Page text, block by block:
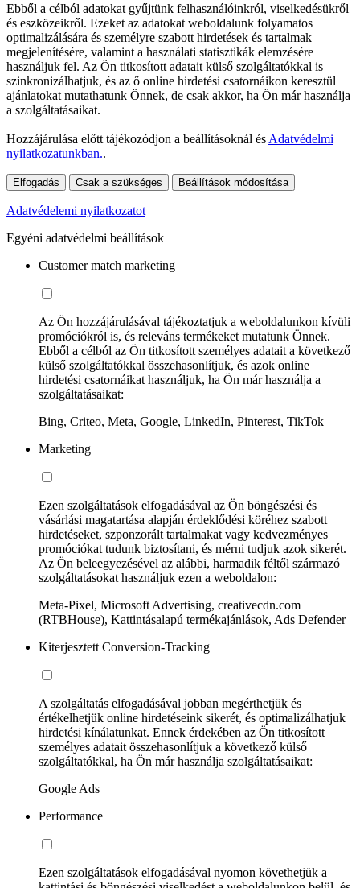
Ebből a célból adatokat gyűjtünk felhasználóinkról, viselkedésükről
és eszközeikről. Ezeket az adatokat weboldalunk folyamatos
optimalizálására és személyre szabott hirdetések és tartalmak
megjelenítésére, valamint a használati statisztikák elemzésére
használjuk fel. Az Ön titkosított adatait külső szolgáltatókkal is
szinkronizálhatjuk, és az ő online hirdetési csatornáikon keresztül
ajánlatokat mutathatunk Önnek, de csak akkor, ha Ön már használja
a szolgáltatásaikat.
Hozzájárulása előtt tájékozódjon a beállításoknál és Adatvédelmi
nyilatkozatunkban..
Elfogadás Csak a szükséges Beállítások módosítása
Adatvédelemi nyilatkozatot
Egyéni adatvédelmi beállítások
Customer match marketing
Az Ön hozzájárulásával tájékoztatjuk a weboldalunkon kívüli
promóciókról is, és releváns termékeket mutatunk Önnek.
Ebből a célból az Ön titkosított személyes adatait a következő
külső szolgáltatókkal összehasonlítjuk, és azok online
hirdetési csatornáikat használjuk, ha Ön már használja a
szolgáltatásaikat:
Bing, Criteo, Meta, Google, LinkedIn, Pinterest, TikTok
Marketing
Ezen szolgáltatások elfogadásával az Ön böngészési és
vásárlási magatartása alapján érdeklődési köréhez szabott
hirdetéseket, szponzorált tartalmakat vagy kedvezményes
promóciókat tudunk biztosítani, és mérni tudjuk azok sikerét.
Az Ön beleegyezésével az alábbi, harmadik féltől származó
szolgáltatásokat használjuk ezen a weboldalon:
Meta-Pixel, Microsoft Advertising, creativecdn.com
(RTBHouse), Kattintásalapú termékajánlások, Ads Defender
Kiterjesztett Conversion-Tracking
A szolgáltatás elfogadásával jobban megérthetjük és
értékelhetjük online hirdetéseink sikerét, és optimalizálhatjuk
hirdetési kínálatunkat. Ennek érdekében az Ön titkosított
személyes adatait összehasonlítjuk a következő külső
szolgáltatókkal, ha Ön már használja szolgáltatásaikat:
Google Ads
Performance
Ezen szolgáltatások elfogadásával nyomon követhetjük a